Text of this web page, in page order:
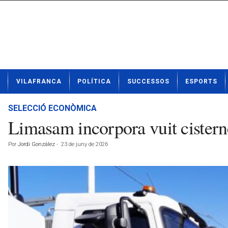
t
VILAFRANCA POLÍTICA SUCCESSOS ESPORTS
SELECCIÓ ECONÒMICA
Limasam incorpora vuit
Por Jordi González - 23 de juny de 2026